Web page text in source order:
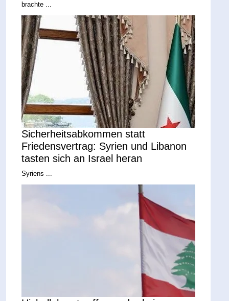
brachte ...
Sicherheitsabkommen statt
Friedensvertrag: Syrien und Libanon
tasten sich an Israel heran
Syriens ...